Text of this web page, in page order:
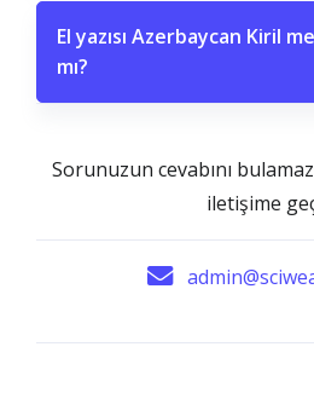
El yazısı Azerbaycan Kiril
mı?
Sorunuzun cevabını
iletişime